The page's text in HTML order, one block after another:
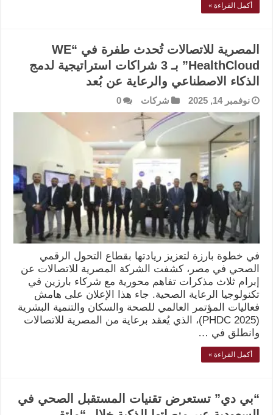
أكمل القراءة »
المصرية للاتصالات تُحدث طفرة في “WE
HealthCloud” بـ 3 شراكات استراتيجية لدمج
الذكاء الاصطناعي والرعاية عن بُعد
نوفمبر 14, 2025 شركات 0
في خطوة بارزة لتعزيز ريادتها بقطاع التحول الرقمي
الصحي في مصر، كشفت الشركة المصرية للاتصالات عن
إبرام ثلاث مذكرات تفاهم محورية مع شركاء بارزين في
تكنولوجيا الرعاية الصحية. جاء هذا الإعلان على هامش
فعاليات المؤتمر العالمي للصحة والسكان والتنمية البشرية
(PHDC 2025)، الذي يُعقد برعاية من المصرية للاتصالات
وانطلق في …
أكمل القراءة »
“بي دي” تستعرض تقنيات المستقبل الصحي في